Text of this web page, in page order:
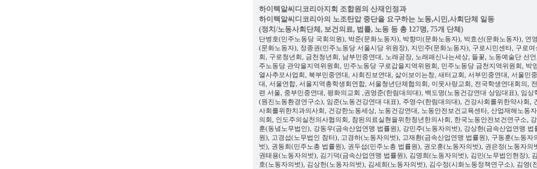
하이텍알씨디코리아지회 조합원의 산재인정과
하이텍알씨디코리아의 노조탄압 중단을 요구하는 노동,시민,사회단체 일동
(정치/노동사회단체, 보건의료, 법률, 노동 등 총 127명, 75개 단체)
단병호(민주노동당 국회의원), 박준(문화노동자), 박향미(문화노동자), 박효선(문화노동자), 연
(문화노동자), 정종권(민주노동당 서울시당 위원장), 지민주(문화노동자), 구로시민센타, 구로여
회, 구로청년회, 금천청년회, 남부민중연대, 노래공장, 노래패신나는세상, 들꽃, 노동예술단 선언,
주노동당 관악을지역위원회, 민주노동당 구로갑을지역위원회, 민주노동당 금천지역위원회, 박
열사추모사업회, 북부민중연대, 사회진보연대, 삶이보이는창, 새터교회, 서부민중연대, 서울민
대, 서울연합, 서울지역총학생회연합, 서울청년단체협의회, 이웃사랑교회, 전국학생연대회의, 전
련 서울, 중부민중연대, 평화의교회 ,권영준(한림대의대), 백도명(노동건강연대 상임대표), 임상
(원진노동환경연구소), 임준(노동건강연대 대표), 주영수(한림대의대), 건강사회를위한약사회,
사회를위한치과의사회, 건강한노동세상, 노동건강연대, 노동안전보건교육센타, 산업재해노동자
의회, 인도주의실천의사협의회, 참된의료실현을위한청년한의사회, 한국노동안전보건연구소, 강
훈(동녘노무법인), 강동우(금속산업연맹 법률원), 강민주(노동자의벗), 강상현(금속산업연맹 법
원), 고경섭(노무법인 참터), 고경하(노동자의벗), 고재환(금속산업연맹 법률원), 구동훈(노동자
벗), 권동희(민주노총 법률원), 권두섭(민주노총 법률원), 권오훈(노동자의벗), 권은정(노동자의
권태용(노동자의벗), 김기덕(금속산업연맹 법률원), 김명희(노동자의벗), 김민(노무법인현장), 김
호(노동자의벗), 김상헌(노동자의벗), 김세희(노동자의벗), 김수정(시화노동정책연구소), 김영(